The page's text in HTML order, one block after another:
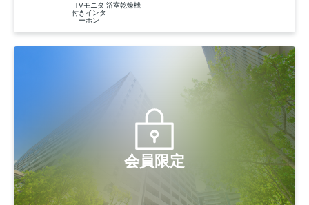
TVモニタ
付きインタ
ーホン
浴室乾燥機
会員限定